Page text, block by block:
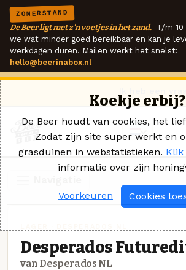
ZOMERSTAND
De Beer ligt met z'n voetjes in het zand. T/m 10
we wat minder goed bereikbaar en kan je
werkdagen duren. Mailen werkt het snelst:
hello@beerinabox.nl
Desperados
van Desperados NL
Koekje erbij?
De Beer houdt van cookies, het
Zodat zijn site super werkt en
grasduinen in webstatistieken.
informatie over zijn
Voorkeuren Cookies